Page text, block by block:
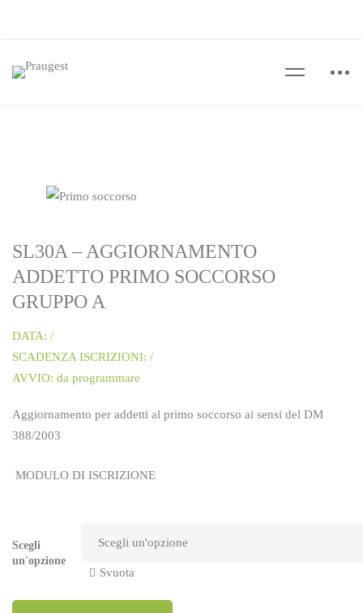
SL30A – AGGIORNAMENTO
ADDETTO PRIMO SOCCORSO
GRUPPO A
DATA: /
SCADENZA ISCRIZIONI: /
AVVIO: da programmare
Aggiornamento per addetti al primo soccorso ai sensi del DM
388/2003
MODULO DI ISCRIZIONE
Scegli
un'opzione
Svuota